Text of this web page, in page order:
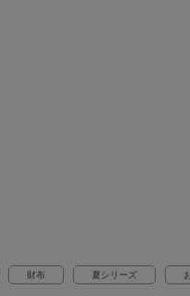
ャーム
財布 夏シリーズ